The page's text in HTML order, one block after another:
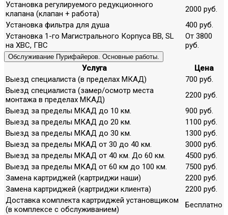
Установка регулируемого редукционного
клапана (клапан + работа)
2000 руб.
Установка фильтра для душа
400 руб.
Установка 1-го Магистрального Корпуса ВВ, SL
на ХВС, ГВС
От 3800
руб.
Обслуживание Пурифайеров. Основные работы.
Услуга
Цена
Выезд специалиста (в пределах МКАД)
700 руб.
Выезд специалиста (замер/осмотр места
монтажа в пределах МКАД)
2200 руб.
Выезд за пределы МКАД до 10 км.
900 руб.
Выезд за пределы МКАД до 20 км.
1100 руб.
Выезд за пределы МКАД до 30 км.
1300 руб.
Выезд за пределы МКАД от 30 до 40 км.
3000 руб.
Выезд за пределы МКАД от 40 км. До 60 км.
4500 руб.
Выезд за пределы МКАД от 60 км до 100 км.
7500 руб.
Замена картриджей (картриджи наши)
2200 руб.
Замена картриджей (картриджи клиента)
2200 руб.
Доставка комплекта картриджей установщиком
(в комплексе с обслуживанием)
Бесплатно